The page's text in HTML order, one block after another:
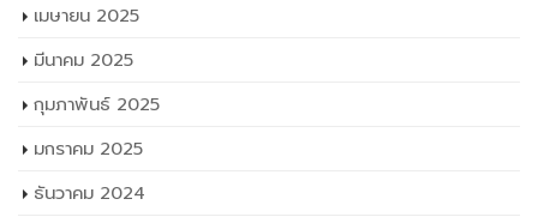
สิงหาคม 2025
กรกฎาคม 2025
มิถุนายน 2025
พฤษภาคม 2025
เมษายน 2025